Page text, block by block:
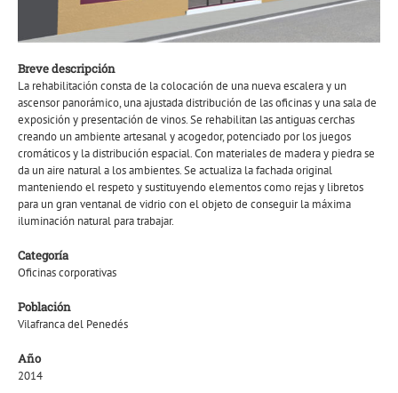
Breve descripción
La rehabilitación consta de la colocación de una nueva escalera y un
ascensor panorámico, una ajustada distribución de las oficinas y una sala de
exposición y presentación de vinos. Se rehabilitan las antiguas cerchas
creando un ambiente artesanal y acogedor, potenciado por los juegos
cromáticos y la distribución espacial. Con materiales de madera y piedra se
da un aire natural a los ambientes. Se actualiza la fachada original
manteniendo el respeto y sustituyendo elementos como rejas y libretos
para un gran ventanal de vidrio con el objeto de conseguir la máxima
iluminación natural para trabajar.
Categoría
Oficinas corporativas
Población
Vilafranca del Penedés
Año
2014